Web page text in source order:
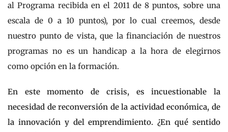
al Programa recibida en el 2011 de 8 puntos, sobre una
escala de 0 a 10 puntos), por lo cual creemos, desde
nuestro punto de vista, que la financiación de nuestros
programas no es un handicap a la hora de elegirnos
como opción en la formación.
En este momento de crisis, es incuestionable la
necesidad de reconversión de la actividad económica, de
la innovación y del emprendimiento. ¿En qué sentido